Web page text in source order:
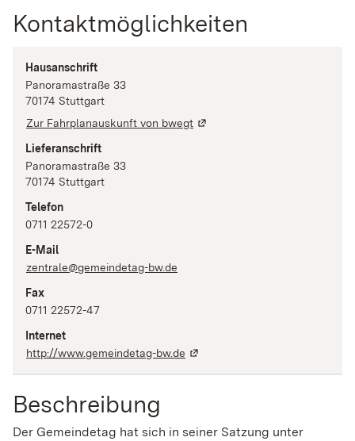
Kontaktmöglichkeiten
Hausanschrift
Panoramastraße 33
70174 Stuttgart
Zur Fahrplanauskunft von bwegt
Lieferanschrift
Panoramastraße 33
70174 Stuttgart
Telefon
0711 22572-0
E-Mail
zentrale@gemeindetag-bw.de
Fax
0711 22572-47
Internet
http://www.gemeindetag-bw.de
Beschreibung
Der Gemeindetag hat sich in seiner Satzung unter